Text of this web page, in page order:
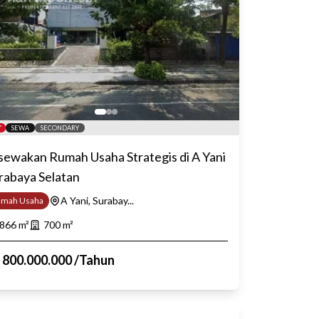
SEWA SECONDARY
Rumah Usaha Strategis di A Yani
Selatan
Usaha
A Yani, Surabay...
m² 700m²
800.000.000/Tahun